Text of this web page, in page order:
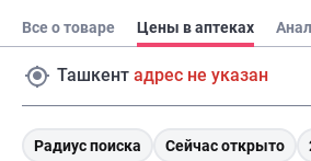
Все о товаре Цены в аптеках
Ташкент адрес не указан
Радиус поиска Сейчас открыто